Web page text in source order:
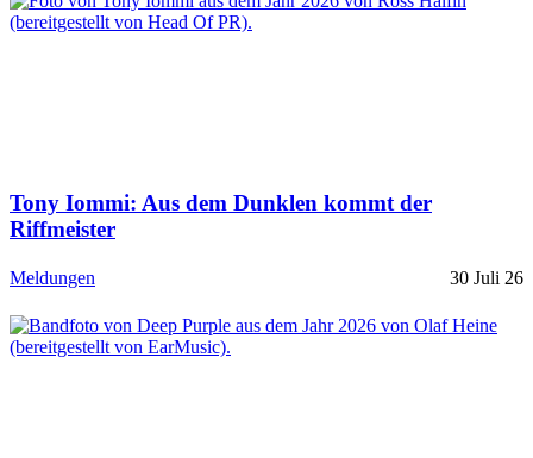
Tony Iommi: Aus dem Dunklen kommt der
Riffmeister
Meldungen 30 Juli 26